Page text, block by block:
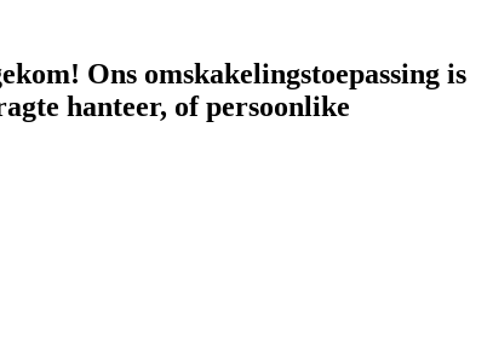
Ons omskakelingstoepassing is
hanteer, of persoonlike